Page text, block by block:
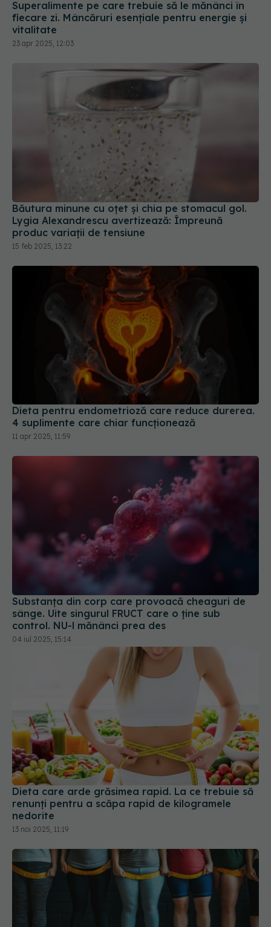
Superalimente pe care trebuie să le mănânci în
fiecare zi. Mâncăruri esențiale pentru energie și
vitalitate
23 apr 2025, 12:03
Băutura minune cu oțet și chia pe stomacul gol.
Lygia Alexandrescu avertizează: Împreună
produc variații de tensiune
15 feb 2025, 13:22
Dieta pentru endometrioză care reduce durerea.
4 suplimente care chiar funcționează
11 apr 2025, 11:59
Substanța din corp care provoacă cheaguri de
sânge. Uite singurul FRUCT care o ține sub
control. NU-l mănânci prea des
04 iul 2025, 15:14
Dieta care arde grăsimea rapid. La ce trebuie să
renunți pentru a scăpa rapid de kilogramele
nedorite
13 noi 2025, 11:19